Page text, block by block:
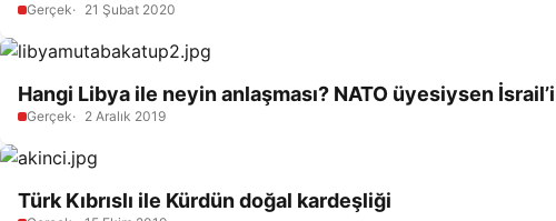
Gerçek 21 Şubat 2020
Hangi Libya ile neyin anlaşması? NATO üyesiysen
Gerçek 2 Aralık 2019
Türk Kıbrıslı ile Kürdün doğal kardeşliği